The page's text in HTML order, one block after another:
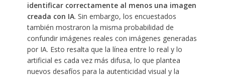
identificar correctamente al menos una imagen
creada con IA. Sin embargo, los encuestados
también mostraron la misma probabilidad de
confundir imágenes reales con imágenes generadas
por IA. Esto resalta que la línea entre lo real y lo
artificial es cada vez más difusa, lo que plantea
nuevos desafíos para la autenticidad visual y la